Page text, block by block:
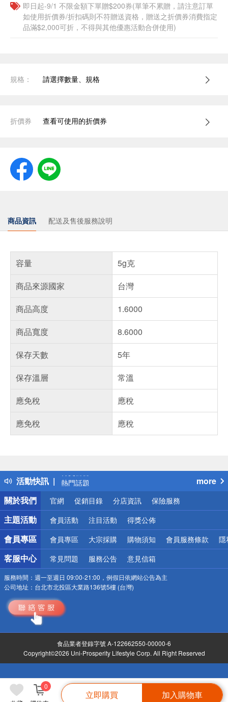
即日起-9/1 不限金額下單贈$200券(單筆不累贈，請注意訂單
如使用折價券/折扣碼則不符贈送資格，贈送之折價券消費指定
品滿$2,000可折，不得與其他優惠活動合併使用)
0
立即購買 加入購物車
規格： 請選擇數量、規格
折價券 查看可使用的折價券
商品資訊 配送及售後服務說明
容量
5g克
商品來源國家
台灣
商品高度
1.6000
商品寬度
8.6000
保存天數
5年
保存溫層
常溫
應免稅
應稅
應免稅
應稅
活動快訊
得獎公告
熱門話題
銀行優惠
偏遠地區配送
詐騙網頁！請小心！
more
關於我們
官網 促銷目錄 分店資訊 保險服務
主題活動 會員活動 注目活動 得獎公佈
會員專區 會員專區 大宗採購 購物須知 會員服務條款 隱
客服中心 常見問題 服務公告 意見信箱
服務時間： 週一至週日 09:00-21:00，例假日依網站公告為主
公司地址： 台北市北投區大業路136號5樓 (台灣)
食品業者登錄字號 A-122662550-00000-6
Copyright©2026 Uni-Prosperity Lifestyle Corp. All Right Reserved